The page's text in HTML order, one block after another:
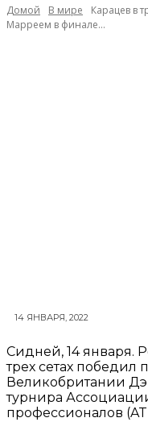
Домой В мире
Карацев в
Марреем в финале...
14 ЯНВАРЯ, 2022
Сидней, 14 января.
трех сетах победил
Великобритании
турнира
профессионалов